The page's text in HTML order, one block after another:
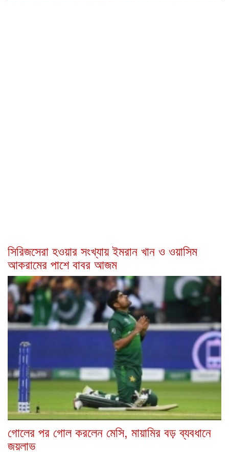
সিরিজসেরা হওয়ার সংখ্যায় ইমরান খান ও ওয়াসিম
আকরামের পাশে বাবর আজম
গোলের পর গোল করলেন মেসি, মায়ামির বড় ব্যবধানে
জয়লাভ